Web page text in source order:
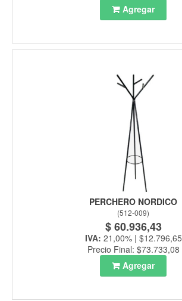
Agregar
PERCHERO NORDICO
(512-009)
$ 60.936,43
IVA: 21,00% | $12.796,65
Precio Final: $73.733,08
Agregar